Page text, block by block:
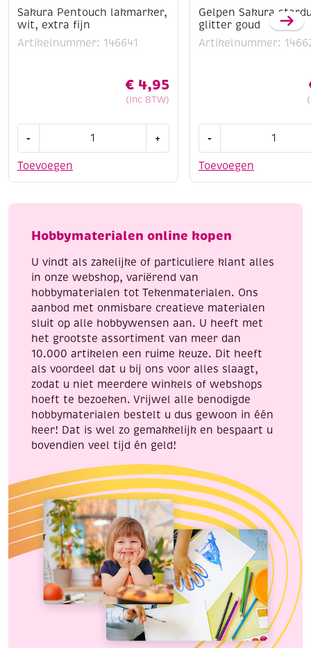
Sakura Pentouch lakmarker,
wit, extra fijn
Artikelnummer: 146641
€ 4,95
(Inc BTW)
Toevoegen
-
lakmarker,
fijn
+
Gelpen Sakura
glitter goud
Artikelnummer:
Toevoegen
-
stardust,
aantal
Hobbymaterialen online kopen
U vindt als zakelijke of particuliere klant alles
in onze webshop, variërend van
hobbymaterialen tot Tekenmaterialen. Ons
aanbod met onmisbare creatieve materialen
sluit op alle hobbywensen aan. U heeft met
het grootste assortiment van meer dan
10.000 artikelen een ruime keuze. Dit heeft
als voordeel dat u bij ons voor alles slaagt,
zodat u niet meerdere winkels of webshops
hoeft te bezoeken. Vrijwel alle benodigde
hobbymaterialen bestelt u dus gewoon in één
keer! Dat is wel zo gemakkelijk en bespaart u
bovendien veel tijd én geld!